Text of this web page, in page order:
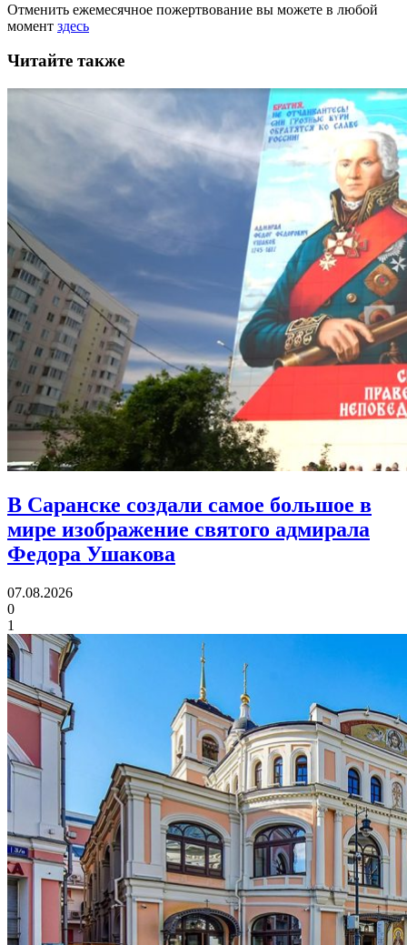
Отменить ежемесячное пожертвование вы можете в любой
момент здесь
Читайте также
В Саранске создали самое большое в
мире изображение святого адмирала
Федора Ушакова
07.08.2026
0
1